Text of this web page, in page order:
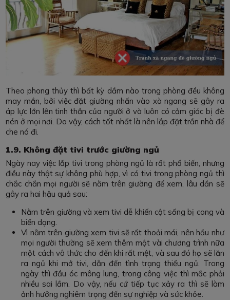
Theo phong thủy thì bất kỳ dầm nào trong phòng đều không
may mắn, bởi việc đặt giường nhấn vào xà ngang sẽ gây ra
áp lực lớn lên tinh thần của người ở và luôn có cảm giác bị đè
nén ở mọi nơi. Do vậy, cách tốt nhất là nên lắp đặt trần nhà để
che nó đi.
1.9. Không đặt tivi trước giường ngủ
Ngày nay việc lắp tivi trong phòng ngủ là rất phổ biến, nhưng
điều này thật sự không phù hợp, vì có tivi trong phòng ngủ thì
chắc chắn mọi người sẽ nằm trên giường để xem, lâu dần sẽ
gây ra hai hậu quả sau:
Nằm trên giường và xem tivi dễ khiến cột sống bị cong và
biến dạng.
Vì nằm trên giường xem tivi sẽ rất thoải mái, nên hầu như
mọi người thường sẽ xem thêm một vài chương trình nữa
một cách vô thức cho đến khi rất mệt, và sau đó họ sẽ lăn
ra ngủ khi mở tivi, dẫn đến tình trạng thiếu ngủ. Trong
ngày thì đầu óc mông lung, trong công việc thì mắc phải
nhiều sai lầm. Do vậy, nếu cứ tiếp tục xảy ra thì sẽ làm
ảnh hưởng nghiêm trọng đến sự nghiệp và sức khỏe.